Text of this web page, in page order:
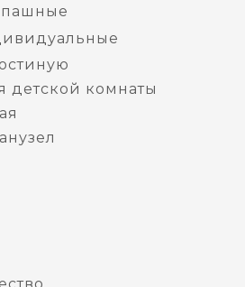
детской комнаты